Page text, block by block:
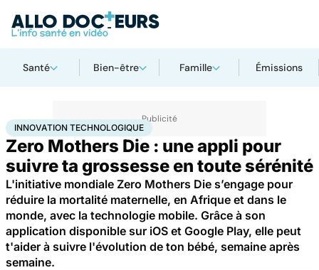
Santé Bien-être Famille Émissions
AccueilFamilleGrossesse Innovation technologique
INNOVATION TECHNOLOGIQUE
Zero Mothers Die : une appli pour
suivre ta grossesse en toute sérénité
L'initiative mondiale Zero Mothers Die s’engage pour
réduire la mortalité maternelle, en Afrique et dans le
monde, avec la technologie mobile. Grâce à son
application disponible sur iOS et Google Play, elle peut
t'aider à suivre l'évolution de ton bébé, semaine après
semaine.